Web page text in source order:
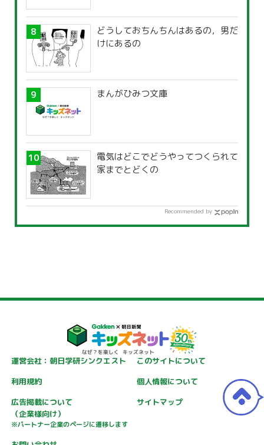
どうしておちんちんはあるの，男だ
けにあるの
まんがひみつ文庫
電気はどこでどうやってつくられて
家までとどくの
Recommended by
運営会社：朝日学研シンクエスト
このサイトについて
利用規約
個人情報について
広告掲載について
（企業様向け）
※パートナー企業のページに遷移します
サイトマップ